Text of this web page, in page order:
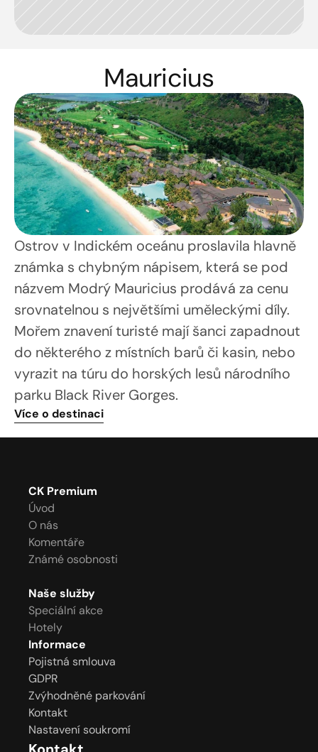
Mauricius
Ostrov v Indickém oceánu proslavila hlavně
známka s chybným nápisem, která se pod
názvem Modrý Mauricius prodává za cenu
srovnatelnou s největšími uměleckými díly.
Mořem znavení turisté mají šanci zapadnout
do některého z místních barů či kasin, nebo
vyrazit na túru do horských lesů národního
Více o destinaci
CK Premium
Úvod
O nás
Komentáře
Známé osobnosti
Naše služby
Speciální akce
Hotely
Informace
Pojistná smlouva
GDPR
Zvýhodněné parkování
Kontakt
Nastavení soukromí